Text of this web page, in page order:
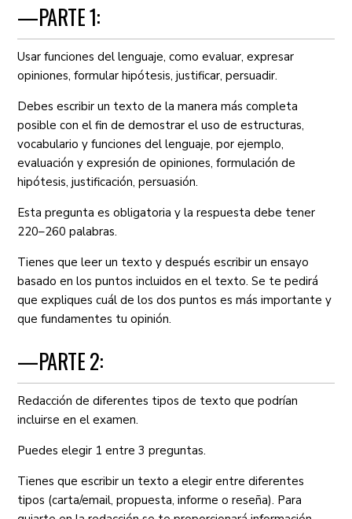
—PARTE 1:
Usar funciones del lenguaje, como evaluar, expresar
opiniones, formular hipótesis, justificar, persuadir.
Debes escribir un texto de la manera más completa
posible con el fin de demostrar el uso de estructuras,
vocabulario y funciones del lenguaje, por ejemplo,
evaluación y expresión de opiniones, formulación de
hipótesis, justificación, persuasión.
Esta pregunta es obligatoria y la respuesta debe tener
220–260 palabras.
Tienes que leer un texto y después escribir un ensayo
basado en los puntos incluidos en el texto. Se te pedirá
que expliques cuál de los dos puntos es más importante y
que fundamentes tu opinión.
—PARTE 2:
Redacción de diferentes tipos de texto que podrían
incluirse en el examen.
Puedes elegir 1 entre 3 preguntas.
Tienes que escribir un texto a elegir entre diferentes
tipos (carta/email, propuesta, informe o reseña). Para